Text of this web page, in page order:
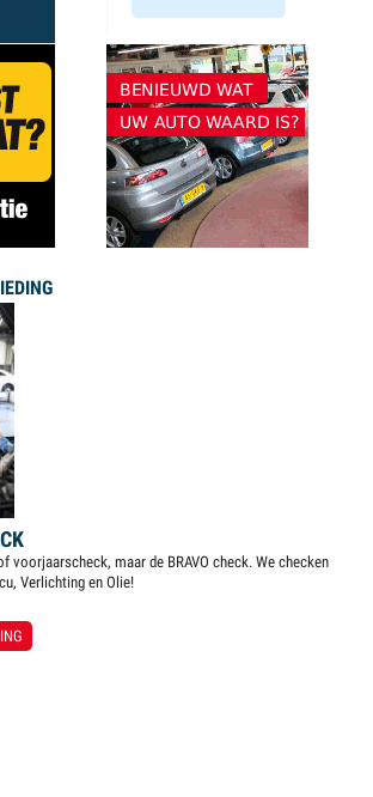
voorjaarscheck, maar de BRAVO check. We checken
Verlichting en Olie!